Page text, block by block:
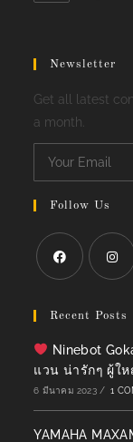
Newsletter
Get all latest
a month.
Follow Us
in
new
in
new
tab
Recent Posts
Ninebot
แวน น่ารักๆ ผู้ใ
6 มีนาคม 2023 / 1
YAMAHA